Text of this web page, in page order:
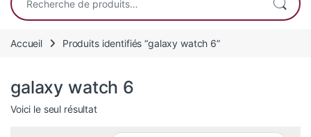
Accueil Produits identifiés “galaxy watch 6”
galaxy watch 6
Voici le seul résultat